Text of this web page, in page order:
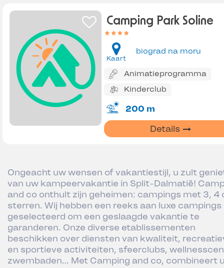
Camping Park Soline
Kaart
biograd na moru
Animatieprogramma
Kinderclub
200 m
Details
Ongeacht uw wensen of vakantiestijl, u zult
van uw kampeervakantie in Split-Dalmatië!
and co onthult zijn geheimen: campings met 3, 4
sterren. Wij hebben een reeks aan luxe campings
geselecteerd om een geslaagde vakantie te
garanderen. Onze diverse etablissementen
beschikken over diensten van kwaliteit,
en sportieve activiteiten, sfeerclubs,
zwembaden… Met Camping and co, combineert